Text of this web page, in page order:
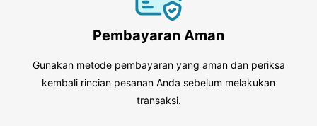
Pembayaran Aman
Gunakan metode pembayaran yang aman dan periksa
kembali rincian pesanan Anda sebelum melakukan
transaksi.